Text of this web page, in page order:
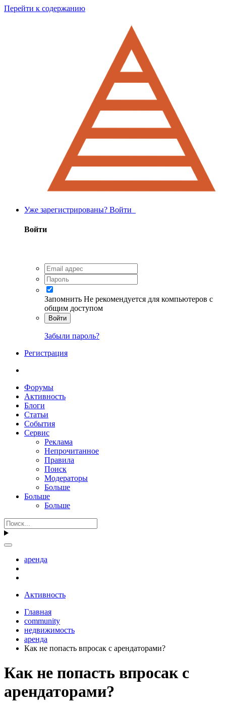
Перейти к содержанию
Уже зарегистрированы? Войти
Войти
Запомнить Не рекомендуется для компьютеров с
общим доступом
Войти
Забыли пароль?
Регистрация
Форумы
Активность
Блоги
Статьи
События
Сервис
Реклама
Непрочитанное
Правила
Поиск
Модераторы
Больше
Больше
Больше
аренда
Активность
Главная
community
недвижимость
аренда
Как не попасть впросак с арендаторами?
Как не попасть впросак с
арендаторами?